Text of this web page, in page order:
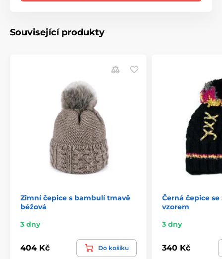
Související produkty
Zimní čepice s bambulí tmavě
béžová
3 dny
404 Kč Do košíku
Černá čepice
vzorem
3 dny
340 Kč